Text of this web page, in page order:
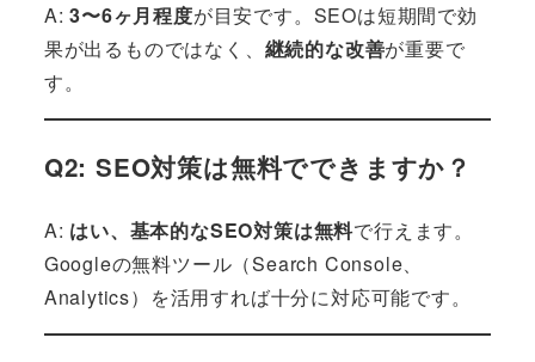
A:3〜6ヶ月程度が目安です。SEOは短期間で効
果が出るものではなく、 継続的な改善が重要で
す。
Q2: SEO対策は無料でできますか？
A: はい、基本的なSEO対策は無料で行えます。
Googleの無料ツール（Search Console、
Analytics）を活用すれば十分に対応可能です。